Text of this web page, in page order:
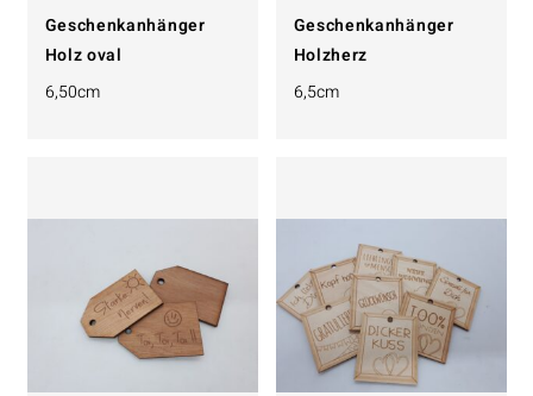
Geschenkanhänger
Holz oval
6,50cm
Geschenkanhänger
Holzherz
6,5cm